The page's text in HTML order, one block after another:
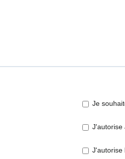
Je
J'autorise
J'autorise